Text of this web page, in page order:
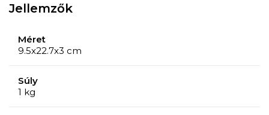
Termosztát;
Csúszásmentes felület;
Jellemzők
Méret
9.5x22.7x3 cm
Súly
1 kg